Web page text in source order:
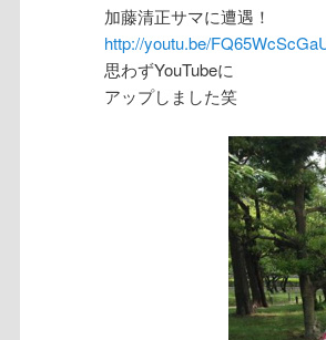
加藤清正サマに遭遇！
http://youtu.be/
思わずYouTubeに
アップしました笑